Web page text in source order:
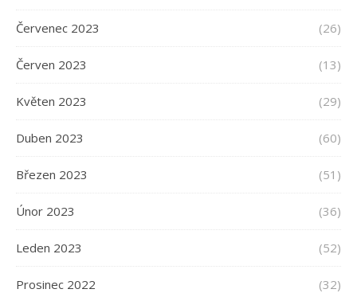
Červenec 2023 (26)
Červen 2023 (13)
Květen 2023 (29)
Duben 2023 (60)
Březen 2023 (51)
Únor 2023 (36)
Leden 2023 (52)
Prosinec 2022 (32)